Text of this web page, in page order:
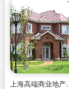
上海高